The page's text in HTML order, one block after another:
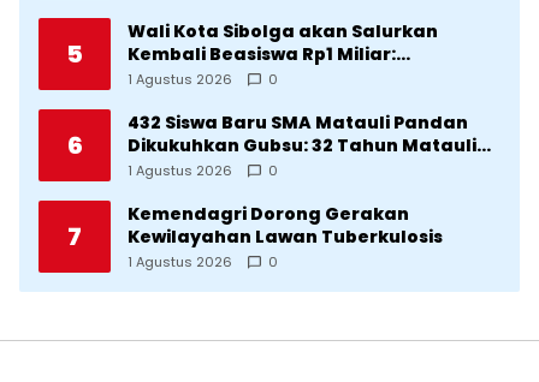
5
Wali Kota Sibolga akan Salurkan
Kembali Beasiswa Rp1 Miliar:
Diproritaskan Mahasiswa Korban
1 Agustus 2026 0
6
432 Siswa Baru SMA Matauli Pandan
Dikukuhkan Gubsu: 32 Tahun Matauli
Cetak SDM Unggul
1 Agustus 2026 0
7
Kemendagri Dorong Gerakan
Kewilayahan Lawan Tuberkulosis
1 Agustus 2026 0